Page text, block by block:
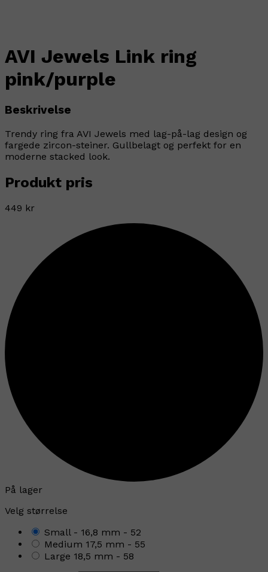
AVI Jewels Link ring
pink/purple
Beskrivelse
Trendy ring fra AVI Jewels med lag-på-lag design og
fargede zircon-steiner. Gullbelagt og perfekt for en
moderne stacked look.
Produkt pris
449 kr
På lager
Velg størrelse
Small - 16,8 mm - 52
Medium 17,5 mm - 55
Large 18,5 mm - 58